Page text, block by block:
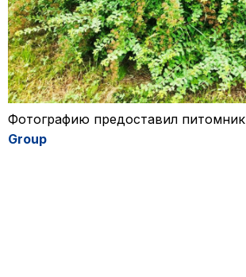
Фотографию предоставил питомник
Group